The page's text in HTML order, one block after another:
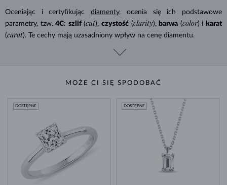
Oceniając i certyfikującdiamenty, ocenia się ich podstawowe
parametry, tzw. 4C: szlif (cut), czystość (clarity), barwa (color) i karat
(carat). Te cechy mają uzasadniony wpływ na cenę diamentu.
MOŻE CI SIĘ SPODOBAĆ
DOSTĘPNE DOSTĘPNE